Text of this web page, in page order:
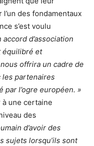
des fondamentaux
s’est voulu
d’association
équilibré et
offrira un cadre de
les partenaires
par l’ogre européen. »
une certaine
des
d’avoir des
sujets lorsqu’ils sont